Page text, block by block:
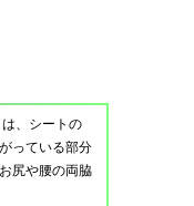
、シートの
っている部分
尻や腰の両脇